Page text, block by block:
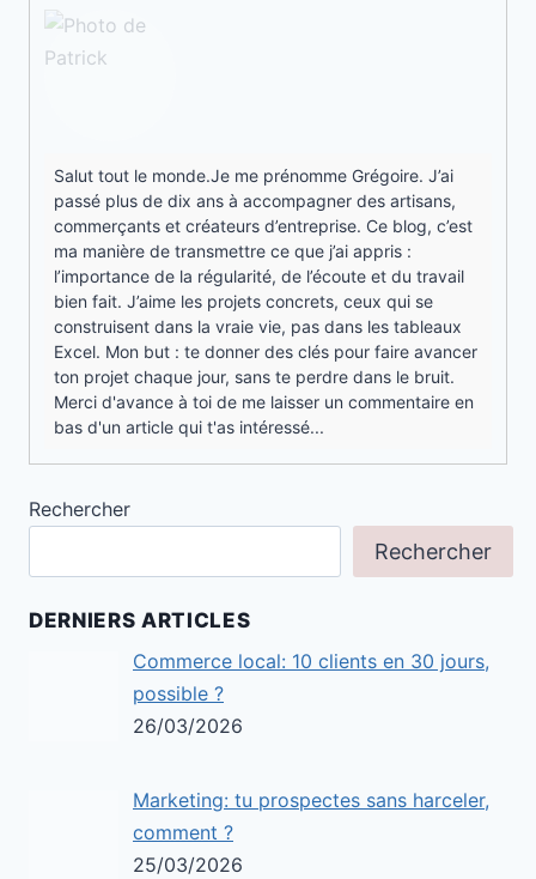
Salut tout le monde.Je me prénomme Grégoire. J’ai
passé plus de dix ans à accompagner des artisans,
commerçants et créateurs d’entreprise. Ce blog, c’est
ma manière de transmettre ce que j’ai appris :
l’importance de la régularité, de l’écoute et du travail
bien fait. J’aime les projets concrets, ceux qui se
construisent dans la vraie vie, pas dans les tableaux
Excel. Mon but : te donner des clés pour faire avancer
ton projet chaque jour, sans te perdre dans le bruit.
Merci d'avance à toi de me laisser un commentaire en
bas d'un article qui t'as intéressé...
Rechercher
Rechercher
DERNIERS ARTICLES
Commerce local: 10 clients en 30 jours,
possible ?
26/03/2026
Marketing: tu prospectes sans harceler,
comment ?
25/03/2026